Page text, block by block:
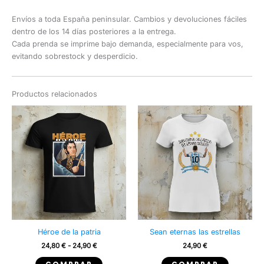
Envíos a toda España peninsular. Cambios y devoluciones fáciles
dentro de los 14 días posteriores a la entrega.
Cada prenda se imprime bajo demanda, especialmente para vos,
evitando sobrestock y desperdicio.
Productos relacionados
Héroe de la patria
24,80 € - 24,90 €Rango
precios:
Este
Sean eternas las estrellas
24,90 €
Este